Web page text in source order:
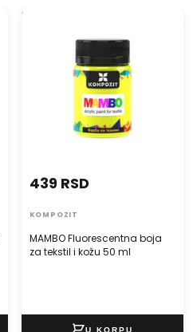
MAMBO Fluorescentna boja
MAMBO Fluorescentna boja
za tekstil i kožu 50 ml
439 RSD
KOMPOZIT